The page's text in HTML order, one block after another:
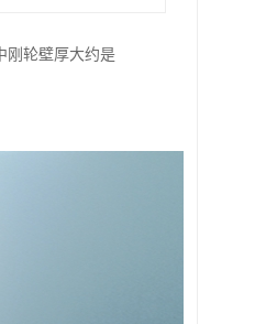
刚轮壁厚大约是